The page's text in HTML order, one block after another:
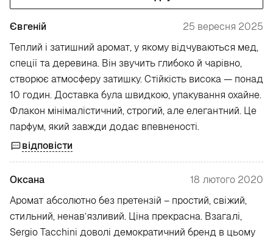
Євгеній
25 вересня 2025
Теплий і затишний аромат, у якому відчуваються мед,
спеції та деревина. Він звучить глибоко й чарівно,
створює атмосферу затишку. Стійкість висока — понад
10 годин. Доставка була швидкою, упакування охайне.
Флакон мінімалістичний, строгий, але елегантний. Це
парфум, який завжди додає впевненості.
відповісти
Оксана
18 лютого 2020
Аромат абсолютно без претензій – простий, свіжий,
стильний, ненав’язливий. Ціна прекрасна. Взагалі,
Sergio Tacchini доволі демократичний бренд в цьому